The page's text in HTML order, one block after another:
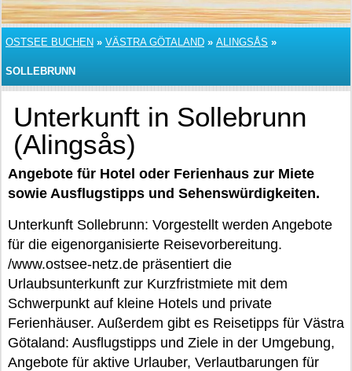
OSTSEE BUCHEN » VÄSTRA GÖTALAND » ALINGSÅS »
SOLLEBRUNN
Unterkunft in Sollebrunn
(Alingsås)
Angebote für Hotel oder Ferienhaus zur Miete
sowie Ausflugstipps und Sehenswürdigkeiten.
Unterkunft Sollebrunn: Vorgestellt werden Angebote
für die eigenorganisierte Reisevorbereitung.
/www.ostsee-netz.de präsentiert die
Urlaubsunterkunft zur Kurzfristmiete mit dem
Schwerpunkt auf kleine Hotels und private
Ferienhäuser. Außerdem gibt es Reisetipps für Västra
Götaland: Ausflugstipps und Ziele in der Umgebung,
Angebote für aktive Urlauber, Verlautbarungen für